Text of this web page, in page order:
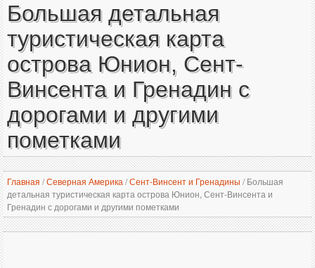
Большая детальная
туристическая карта
острова Юнион, Сент-
Винсента и Гренадин с
дорогами и другими
пометками
Главная /Северная Америка /Сент-Винсент и Гренадины /Большая
детальная туристическая карта острова Юнион, Сент-Винсента и
Гренадин с дорогами и другими пометками